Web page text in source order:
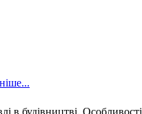
в будівництві.